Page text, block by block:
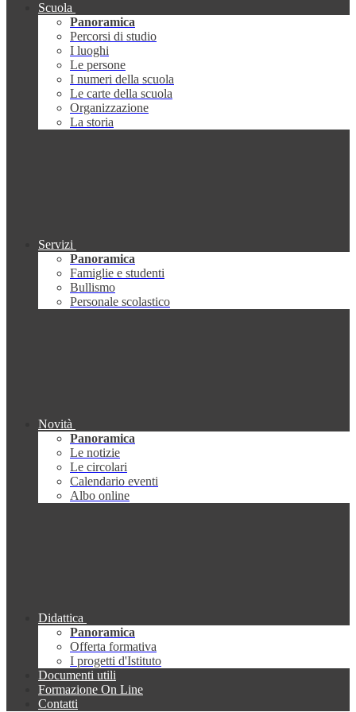
Scuola
Panoramica
Percorsi di studio
I luoghi
Le persone
I numeri della scuola
Le carte della scuola
Organizzazione
La storia
Servizi
Panoramica
Famiglie e studenti
Bullismo
Personale scolastico
Novità
Panoramica
Le notizie
Le circolari
Calendario eventi
Albo online
Didattica
Panoramica
Offerta formativa
I progetti d'Istituto
Documenti utili
Formazione On Line
Contatti